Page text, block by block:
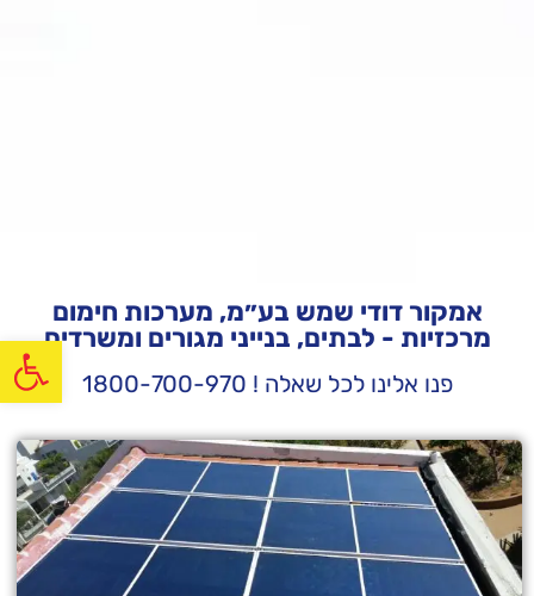
אמקור דודי שמש בע״מ, מערכות חימום
מרכזיות - לבתים, בנייני מגורים ומשרדים
פנו אלינו לכל שאלה ! 1800-700-970